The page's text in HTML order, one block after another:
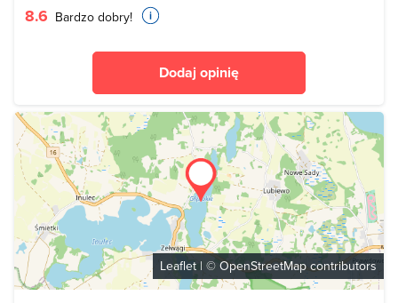
8.6 Bardzo dobry!
Dodaj opinię
Leaflet | © OpenStreetMap contributors